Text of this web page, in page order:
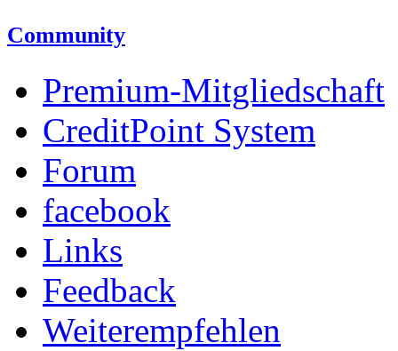
Community
Premium-Mitgliedschaft
CreditPoint System
Forum
facebook
Links
Feedback
Weiterempfehlen